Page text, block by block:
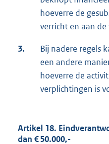
hoeverre de
verricht en aan
3.
Bij nadere regels
een andere
hoeverre de
verplichtingen is
Artikel 18.
dan € 50.000,-